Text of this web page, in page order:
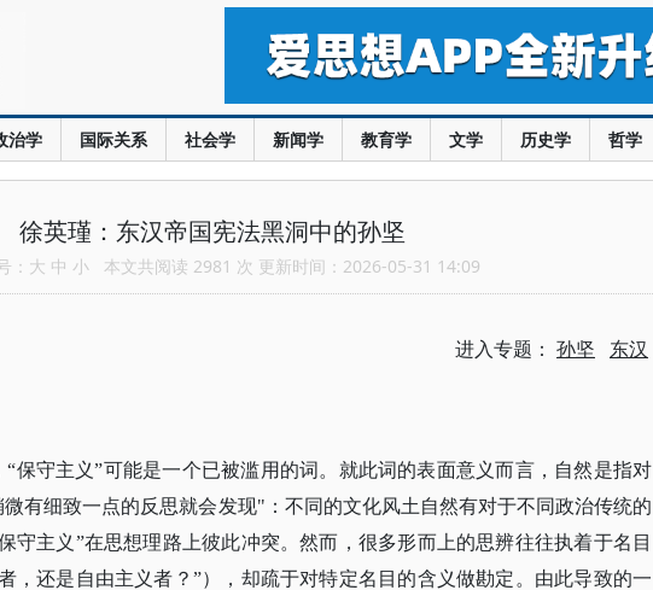
治学 国际关系 社会学 新闻学 教育学 文学 历史学 哲学
徐英瑾：东汉帝国宪法黑洞中的孙坚
： 大 中 小 本文共阅读 2981 次 更新时间：2026-05-31 14:09
进入专题： 孙坚 东汉
“保守主义”可能是一个已被滥用的词。就此词的表面意义而言，自然是指对
有细致一点的反思就会发现"：不同的文化风土自然有对于不同政治传统的
守主义”在思想理路上彼此冲突。然而，很多形而上的思辨往往执着于名目
，还是自由主义者？”），却疏于对特定名目的含义做勘定。由此导致的一